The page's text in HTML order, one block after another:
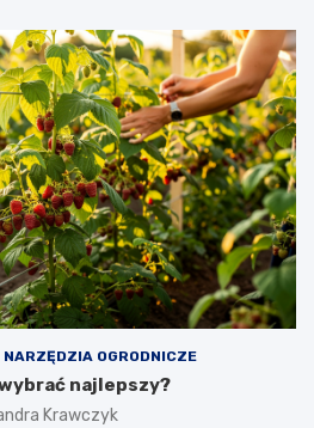
NARZĘDZIA OGRODNICZE
najlepszy?
Krawczyk